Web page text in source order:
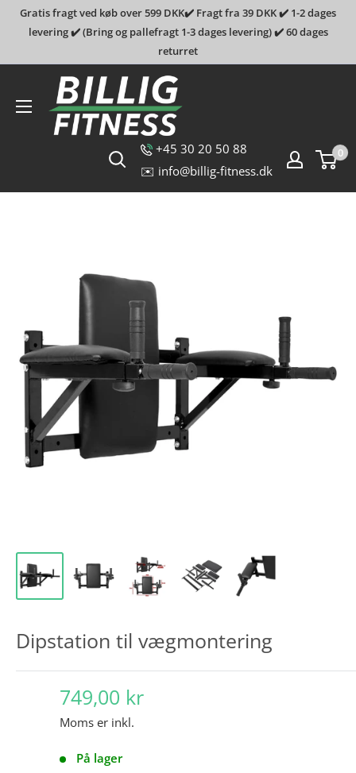
Gratis fragt ved køb over 599 DKK✔️ Fragt fra 39 DKK ✔️ 1-2 dages
levering ✔️ (Bring og pallefragt 1-3 dages levering) ✔️ 60 dages
returret
Billig-
fitness.dk
+45 30 20 50 88
✉️ info@billig-fitness.dk
0
Dipstation til vægmontering
749,00 kr
Moms er inkl.
På lager